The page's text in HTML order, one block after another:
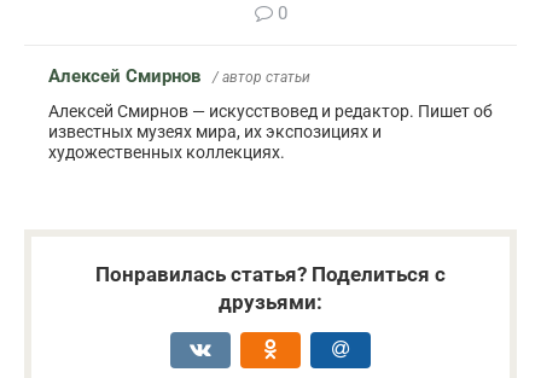
0
Алексей Смирнов / автор статьи
Алексей Смирнов — искусствовед и редактор. Пишет об
известных музеях мира, их экспозициях и
художественных коллекциях.
Понравилась статья? Поделиться с
друзьями: